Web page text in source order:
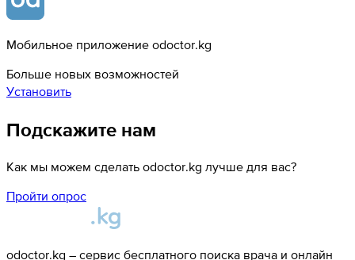
Мобильное приложение odoctor.kg
Больше новых возможностей
Установить
Подскажите нам
Как мы можем сделать odoctor.kg лучше для вас?
Пройти опрос
odoctor.kg – сервис бесплатного поиска врача и онлайн